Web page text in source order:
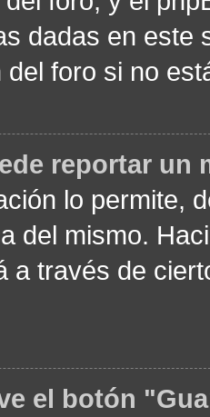
dadas en este
del foro si no
reportar un
lo permite,
del mismo.
a través de
el botón